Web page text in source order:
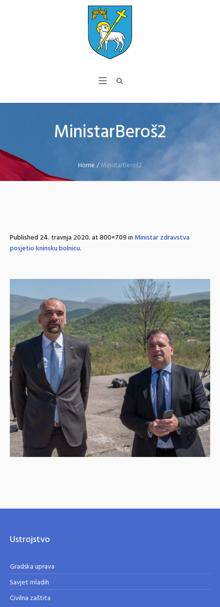
MinistarBeroš2
Home /MinistarBeroš2
Published24. travnja 2020.at 800×709 inMinistar zdravstva
posjetio kninsku bolnicu.
Ustrojstvo
Gradska uprava
Savjet mladih
Civilna zaštita